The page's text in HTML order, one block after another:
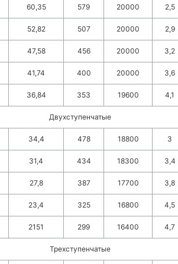
60,35 579 20000 2,5
52,82 507 20000 2,9
47,58 456 20000 3,2
41,74 400 20000 3,6
36,84 353 19600 4,1
Двухступенчатые
34,4 478 18800 3
31,4 434 18300 3,4
27,8 387 17700 3,8
23,4 325 16800 4,5
2151 299 16400 4,7
Трехступенчатые